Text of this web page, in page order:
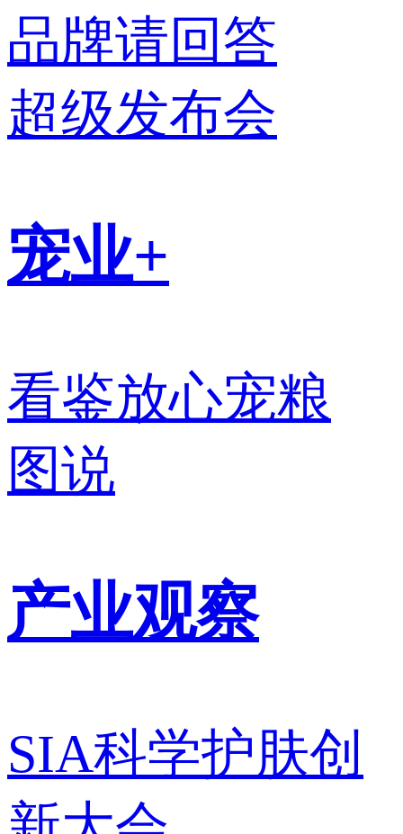
品牌请回答
超级发布会
宠业+
看鉴放心宠粮
图说
产业观察
SIA科学护肤创